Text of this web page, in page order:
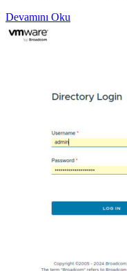
Devamını Oku